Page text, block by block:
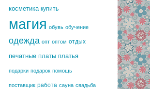
косметика купить
магия обувь обучение
одежда опт оптом отдых
печатные платы платья
подарки подарок помощь
поставщик работа сауна свадьба